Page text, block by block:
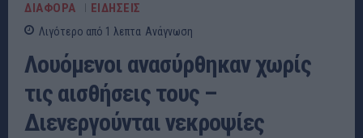
ΔΙΑΦΟΡΑ ΕΙΔΗΣΕΙΣ
Λιγότερο από 1 λεπτα Ανάγνωση
Λουόμενοι ανασύρθηκαν χωρίς
τις αισθήσεις τους –
Διενεργούνται νεκροψίες